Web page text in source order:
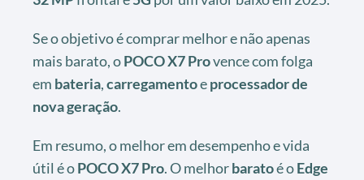
Se o objetivo é comprar melhor e não apenas
mais barato, oPOCO X7 Provence com folga
em bateria,carregamentoeprocessador de
nova geração.
Em resumo, o melhor em desempenho e vida
útil é oPOCO X7 Pro. O melhorbaratoé oEdge